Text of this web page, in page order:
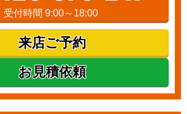
受付時間 9:00～18:00
来店ご予約
お見積依頼